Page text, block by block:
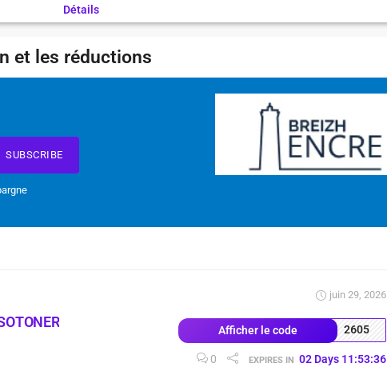
Détails
et les réductions
SUBSCRIBE
juin 29, 2026
Afficher le code 2605
0 EXPIRES IN 02 Days 11:53:35